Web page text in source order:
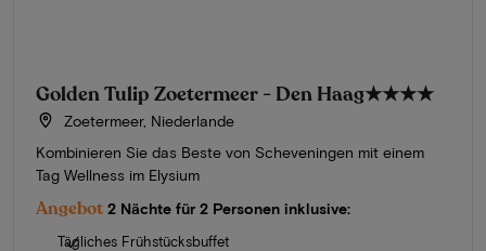
Golden Tulip Zoetermeer - Den Haag★★★★
Zoetermeer, Niederlande
Kombinieren Sie das Beste von Scheveningen mit einem
Tag Wellness im Elysium
Angebot 2 Nächte für 2 Personen inklusive:
Tägliches Frühstücksbuffet